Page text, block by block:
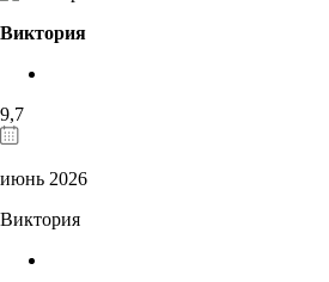
Виктория
9,7
июнь 2026
Виктория